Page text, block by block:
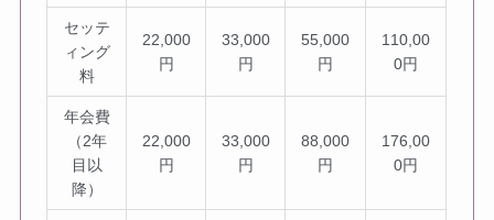
セッテ
ィング
料
22,000
円
33,000
円
55,000
円
110,00
0円
年会費
（2年
目以
降）
22,000
円
33,000
円
88,000
円
176,00
0円